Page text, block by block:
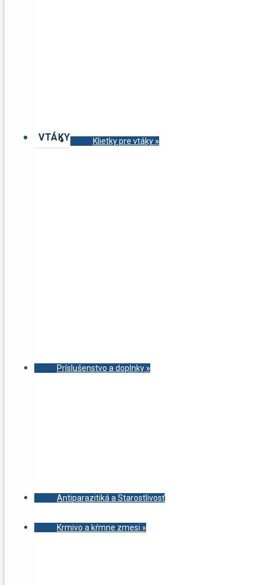
VTÁKY Klietky pre vtáky»
Príslušenstvo a doplnky»
Antiparazitiká a Starostlivosť
Krmivo a kŕmne zmesi »